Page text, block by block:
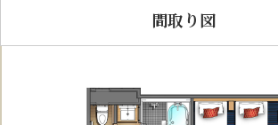
間取り図